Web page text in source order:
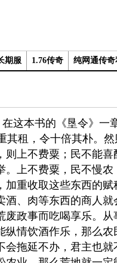
期服 1.76传奇 纯网通传
本书的《垦令》一
其租，令十倍其朴。
则上不费粟；民不能
上不费粟，民不慢农
加重收取这些东西的
酒、肉等东西的商人
废政事而吃喝享乐。
纵情饮酒作乐，那么
会拖延不办，君主也